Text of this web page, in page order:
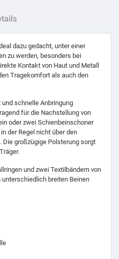
dazu gedacht, unter einer
zu werden, besonders bei
Kontakt von Haut und Metall
Tragekomfort als auch den
schnelle Anbringung
für die Nachstellung von
oder zwei Schienbeinschoner
der Regel nicht über den
großzügige Polsterung sorgt
und zwei Textilbändern von
breiten Beinen